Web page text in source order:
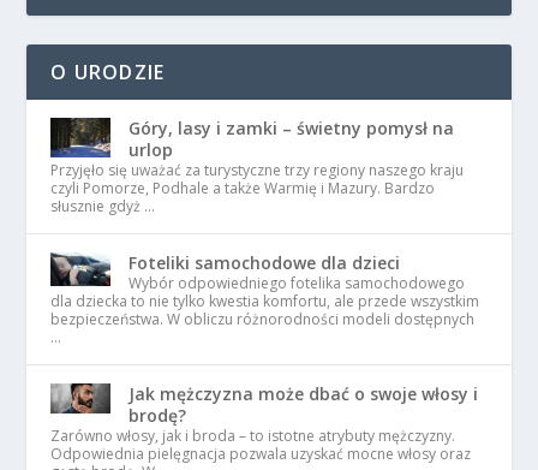
O URODZIE
Góry, lasy i zamki – świetny pomysł na
urlop
Przyjęło się uważać za turystyczne trzy regiony naszego kraju
czyli Pomorze, Podhale a także Warmię i Mazury. Bardzo
słusznie gdyż …
Foteliki samochodowe dla dzieci
Wybór odpowiedniego fotelika samochodowego
dla dziecka to nie tylko kwestia komfortu, ale przede wszystkim
bezpieczeństwa. W obliczu różnorodności modeli dostępnych
…
Jak mężczyzna może dbać o swoje włosy i
brodę?
Zarówno włosy, jak i broda – to istotne atrybuty mężczyzny.
Odpowiednia pielęgnacja pozwala uzyskać mocne włosy oraz